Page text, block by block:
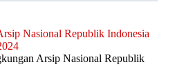
Nasional Republik Indonesia
Arsip Nasional Republik